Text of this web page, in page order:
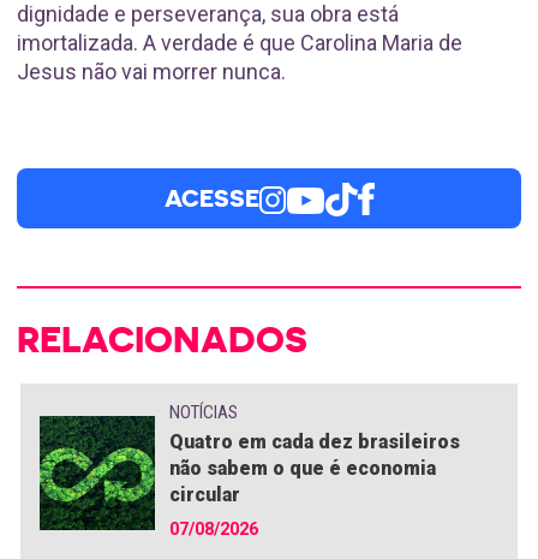
dignidade e perseverança, sua obra está
imortalizada. A verdade é que Carolina Maria de
Jesus não vai morrer nunca.
ACESSE
RELACIONADOS
NOTÍCIAS
Quatro em cada dez brasileiros
não sabem o que é economia
circular
07/08/2026